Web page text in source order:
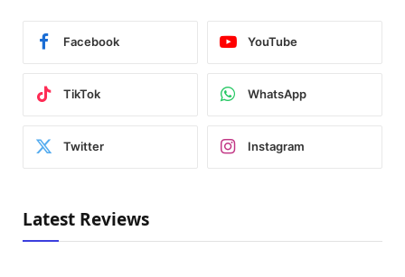
Facebook YouTube
TikTok WhatsApp
Twitter Instagram
Latest Reviews